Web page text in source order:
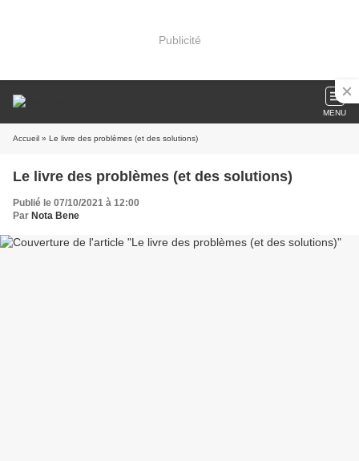
Publicité
MENU
Accueil » Le livre des problèmes (et des solutions)
Le livre des problèmes (et des solutions)
Publié le 07/10/2021 à 12:00
Par Nota Bene